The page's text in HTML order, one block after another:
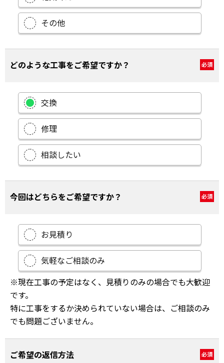
その他
どのような工事をご希望ですか？ 必須
交換
修理
相談したい
今回はどちらをご希望ですか？ 必須
お見積り
気軽なご相談のみ
※現在工事の予定はなく、見積りのみの場合でも大歓迎
です。
特に工事をするか決められていない場合は、ご相談のみ
でも問題ございません。
ご希望の返信方法 必須